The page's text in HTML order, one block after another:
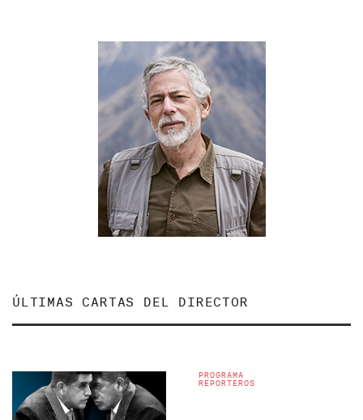
ÚLTIMAS CARTAS DEL DIRECTOR
PROGRAMA
REPORTEROS